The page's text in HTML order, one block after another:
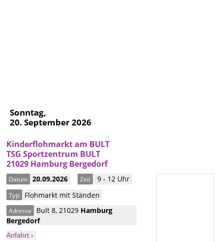
Sonntag,
20. September 2026
Kinderflohmarkt am BULT
TSG Sportzentrum BULT
21029 Hamburg Bergedorf
Datum 20.09.2026 Zeit 9 - 12 Uhr
Typ Flohmarkt mit Ständen
Adresse Bult 8,21029 Hamburg
Bergedorf
Anfahrt ›